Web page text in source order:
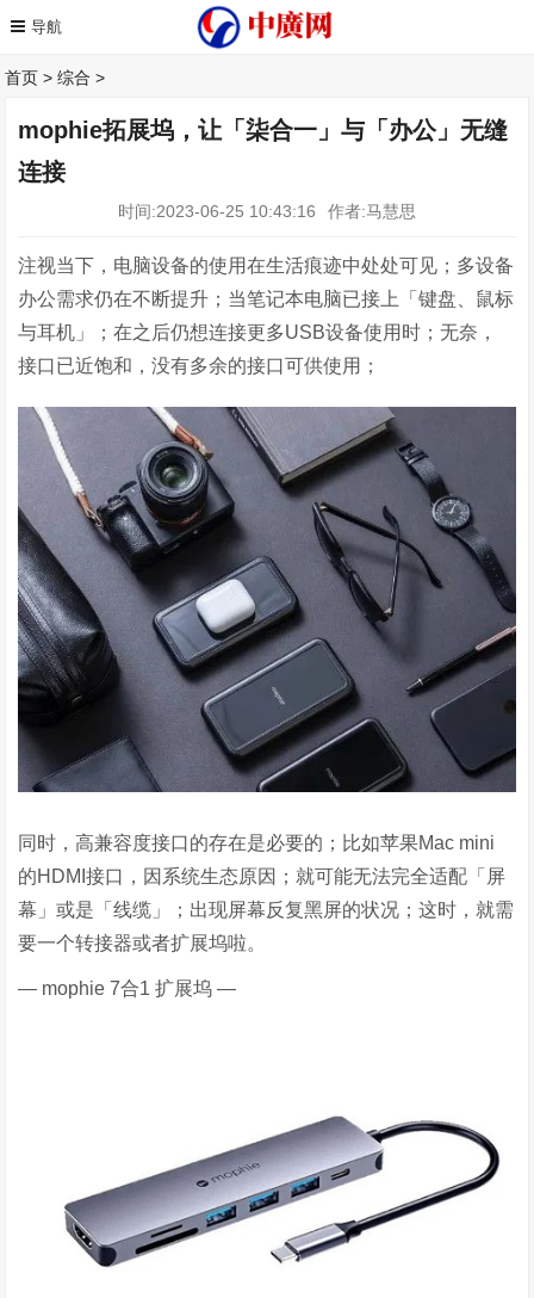
首页 >综合 >
mophie拓展坞，让「柒合一」与「办公」无缝
连接
时间:2023-06-25 10:43:16 作者:马慧思
注视当下，电脑设备的使用在生活痕迹中处处可见；多设备
办公需求仍在不断提升；当笔记本电脑已接上「键盘、鼠标
与耳机」；在之后仍想连接更多USB设备使用时；无奈，
接口已近饱和，没有多余的接口可供使用；
同时，高兼容度接口的存在是必要的；比如苹果Mac mini
的HDMI接口，因系统生态原因；就可能无法完全适配「屏
幕」或是「线缆」；出现屏幕反复黑屏的状况；这时，就需
要一个转接器或者扩展坞啦。
— mophie 7合1扩展坞 —